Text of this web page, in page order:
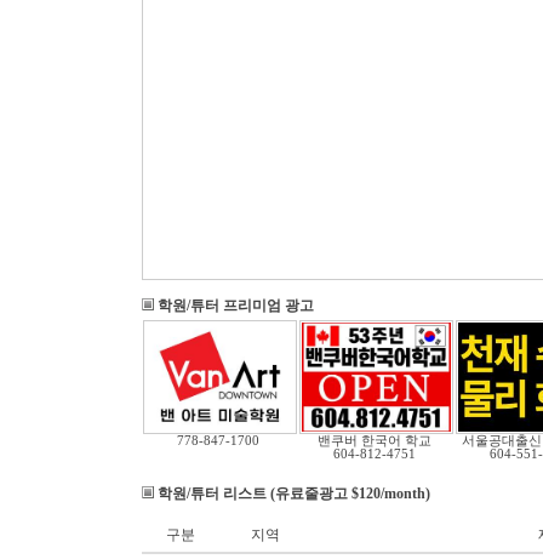
학원/튜터 프리미엄 광고
778-847-1700
밴쿠버 한국어 학교
604-812-4751
서울공대출
604-
학원/튜터 리스트 (유료줄광고 $120/month)
구분 지역